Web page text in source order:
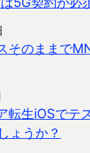
そのままで
転生iOSでテ
ょうか？